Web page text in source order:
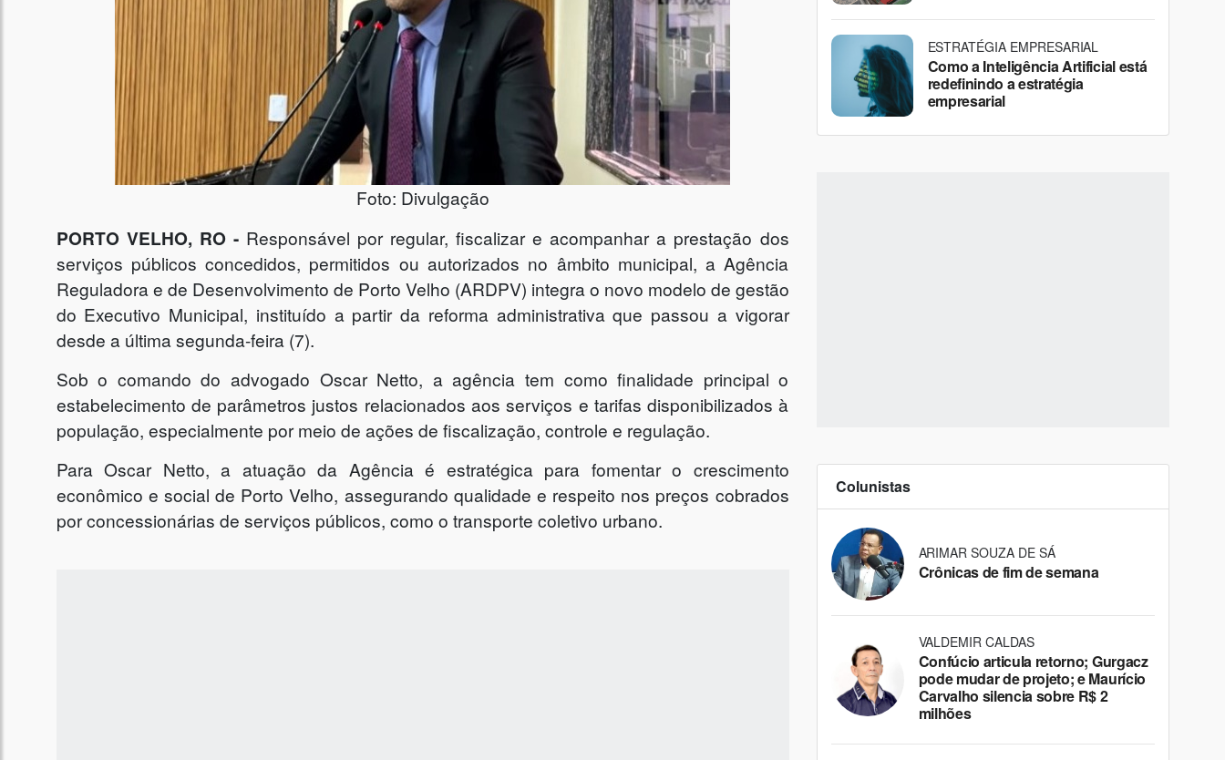
Foto: Divulgação
PORTO VELHO, RO - Responsável por regular, fiscalizar e acompanhar a prestação dos
serviços públicos concedidos, permitidos ou autorizados no âmbito municipal, a Agência
Reguladora e de Desenvolvimento de Porto Velho (ARDPV) integra o novo modelo de gestão
do Executivo Municipal, instituído a partir da reforma administrativa que passou a vigorar
desde a última segunda-feira (7).
Sob o comando do advogado Oscar Netto, a agência tem como finalidade principal o
estabelecimento de parâmetros justos relacionados aos serviços e tarifas disponibilizados à
população, especialmente por meio de ações de fiscalização, controle e regulação.
Para Oscar Netto, a atuação da Agência é estratégica para fomentar o crescimento
econômico e social de Porto Velho, assegurando qualidade e respeito nos preços cobrados
por concessionárias de serviços públicos, como o transporte coletivo urbano.
ESTRATÉGIA EMPRESARIAL
Como a Inteligência Artificial está
redefinindo a estratégia
empresarial
Colunistas
ARIMAR SOUZA DE SÁ
Crônicas de fim de semana
VALDEMIR CALDAS
Confúcio articula retorno; Gurgacz
pode mudar de projeto; e Maurício
Carvalho silencia sobre R$ 2
milhões